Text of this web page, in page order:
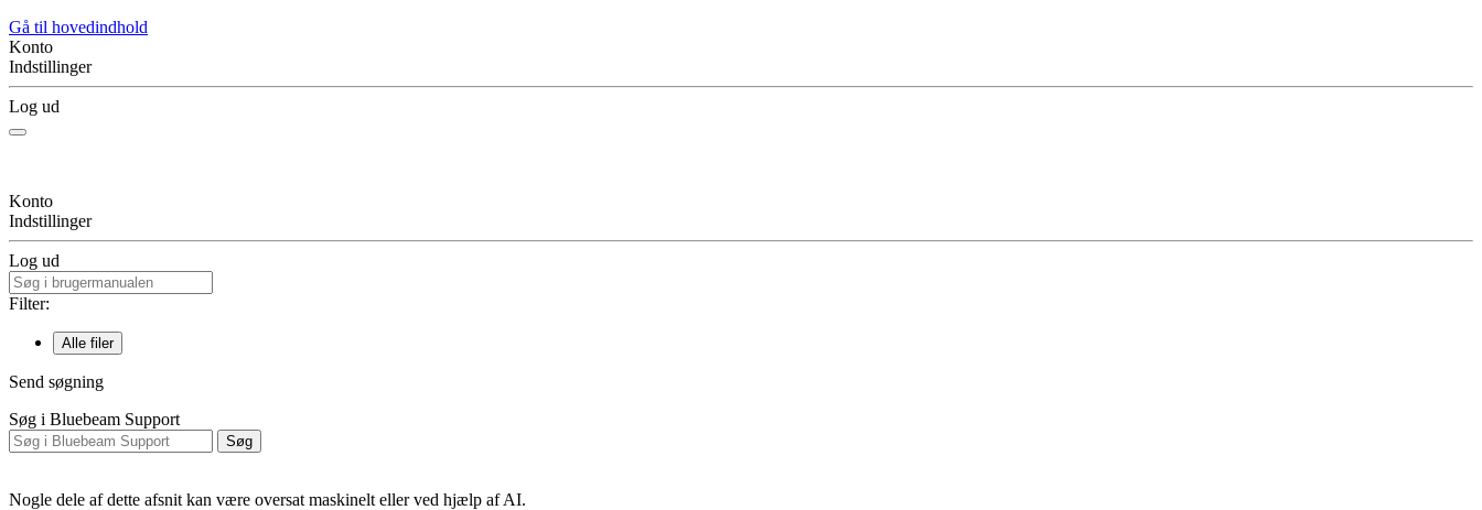
Gå til hovedindhold
Konto
Indstillinger
Log ud
Konto
Indstillinger
Log ud
Filter:
Alle filer
Send søgning
Søg i Bluebeam Support
Søg
Nogle dele af dette afsnit kan være oversat maskinelt eller ved hjælp af AI.